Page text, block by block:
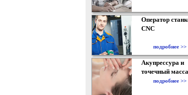
Оператор
CNC
подробнее >>
Акупрессура и
точечный
подробнее >>